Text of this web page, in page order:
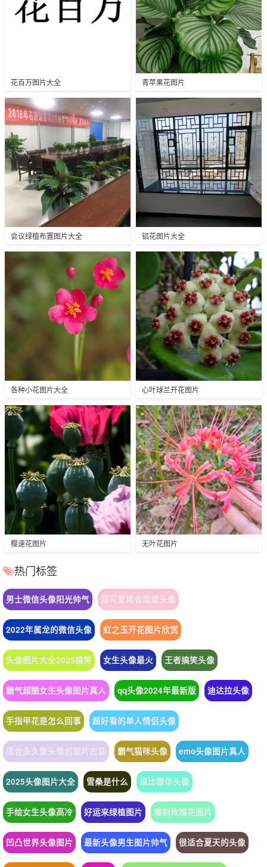
花百万图片大全 青苹果花图片
会议绿植布置图片大全 铝花图片大全
各种小花图片大全 心叶球兰开花图片
樱速花图片 无叶花图片
热门标签
男士微信头像阳光帅气 超可爱稀有闺蜜头像
2022年属龙的微信头像 虹之玉开花图片欣赏
头像图片大全2025搞笑 女生头像最火 王者搞笑头像
霸气超酷女生头像图片真人 qq头像2024年最新版 迪达拉头像
手指甲花是怎么回事 超好看的单人情侣头像
适合永久做头像的图片古装 霸气猫咪头像 emo头像图片真人
2025头像图片大全 雪桑是什么 逗比微信头像
手绘女生头像高冷 好运来绿植图片 雕刻玫瑰花图片
凹凸世界头像图片 最新头像男生图片帅气 很适合夏天的头像